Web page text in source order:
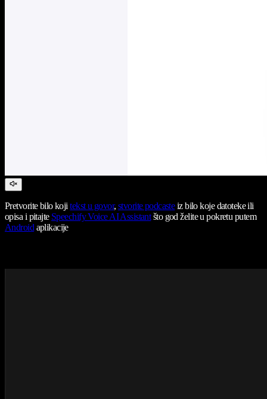
Pretvorite bilo kojitekst u govor, stvorite podcasteiz bilo koje datoteke ili
opisa i pitajte Speechify Voice AI Assistantšto god želite u pokretu putem
Androidaplikacije